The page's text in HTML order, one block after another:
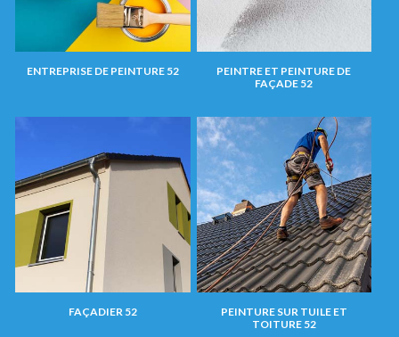
ENTREPRISE DE PEINTURE 52
PEINTRE ET PEINTURE DE
FAÇADE 52
FAÇADIER 52
PEINTURE SUR TUILE ET
TOITURE 52